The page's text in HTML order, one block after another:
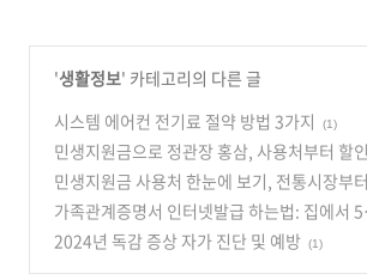
'생활정보' 카테고리의 다른 글
시스템 에어컨 전기료 절약 방법 3가지
(1)
민생지원금으로 정관장 홍삼, 사용처부터 할인
꿀팁 총정리
(4)
민생지원금 사용처 한눈에 보기, 전통시장부터
다이소까지 완벽 정리
(6)
가족관계증명서 인터넷발급 하는법: 집에서
만에 완성
(0)
2024년 독감 증상 자가 진단 및 예방 (1)